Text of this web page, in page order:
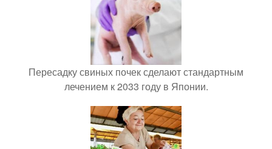
Пересадку свиных почек сделают стандартным
лечением к 2033 году в Японии.